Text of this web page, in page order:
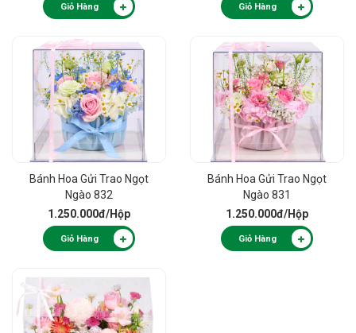
Giỏ Hàng Giỏ Hàng
Bánh Hoa Gửi Trao Ngọt
Ngào 832
1.250.000đ/Hộp
Giỏ Hàng
Bánh Hoa Gửi Trao Ngọt
Ngào 831
1.250.000đ/Hộp
Giỏ Hàng